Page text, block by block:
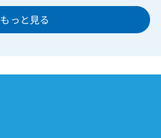
もっと見る